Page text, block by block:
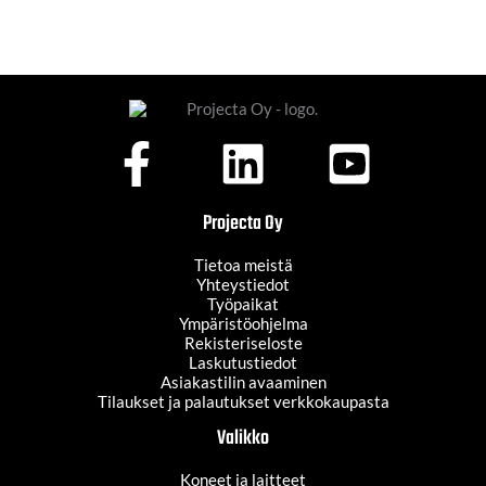
Projecta Oy
Tietoa meistä
Yhteystiedot
Työpaikat
Ympäristöohjelma
Rekisteriseloste
Laskutustiedot
Asiakastilin avaaminen
Tilaukset ja palautukset verkkokaupasta
Valikko
Koneet ja laitteet